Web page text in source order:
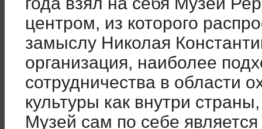
центром, из которого
замыслу Николая
организация, наиболее
сотрудничества в области
культуры как внутри
Музей сам по себе